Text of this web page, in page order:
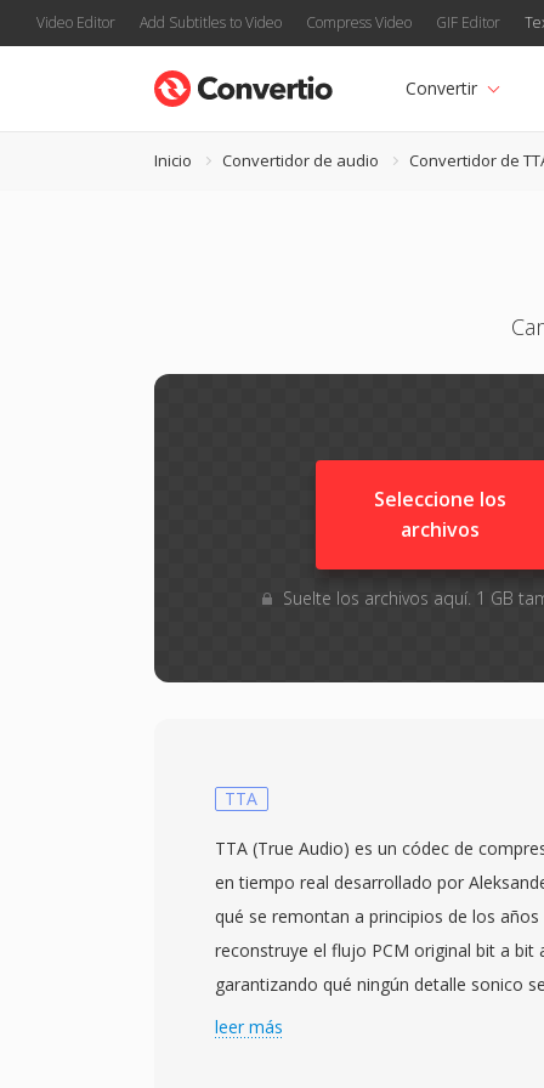
Video Editor Add Subtitles to Video Compress Video GIF Editor
Convertir
Inicio Convertidor de audio Convertidor de
Seleccione los
archivos
Suelte los archivos aquí. 1 GB
TTA
TTA (True Audio) es un códec de
en tiempo real desarrollado por
qué se remontan a principios de los
reconstruye el flujo PCM original bit a bit
garantizando qué ningún detalle sonico
almacenamiento o la transferencia. TTA
leer más